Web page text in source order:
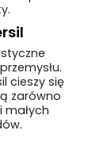
cieszy się
zarówno
małych